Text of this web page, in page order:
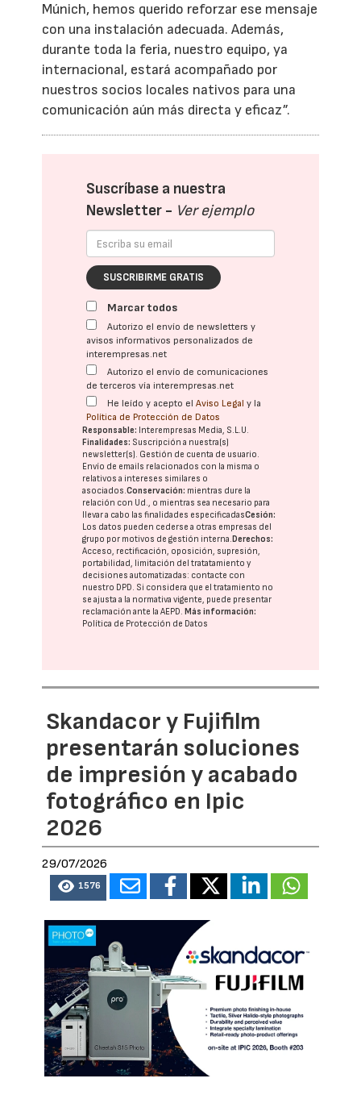
Múnich, hemos querido reforzar ese mensaje
con una instalación adecuada. Además,
durante toda la feria, nuestro equipo, ya
internacional, estará acompañado por
nuestros socios locales nativos para una
comunicación aún más directa y eficaz”.
Suscríbase a nuestra
Newsletter - Ver ejemplo
SUSCRIBIRME GRATIS
Marcar todos
Autorizo el envío de newsletters y
avisos informativos personalizados de
interempresas.net
Autorizo el envío de comunicaciones
de terceros vía interempresas.net
He leído y acepto elAviso Legal y la
Política de Protección de Datos
Responsable: Interempresas Media, S.L.U.
Finalidades: Suscripción a nuestra(s)
newsletter(s). Gestión de cuenta de usuario.
Envío de emails relacionados con la misma o
relativos a intereses similares o
asociados.Conservación: mientras dure la
relación con Ud., o mientras sea necesario para
llevar a cabo las finalidades especificadasCesión:
Los datos pueden cederse a otras empresas del
grupo por motivos de gestión interna. Derechos:
Acceso, rectificación, oposición, supresión,
portabilidad, limitación del tratatamiento y
decisiones automatizadas: contacte con
nuestro DPD. Si considera que el tratamiento no
se ajusta a la normativa vigente, puede presentar
reclamación ante laAEPD. Más información:
Política de Protección de Datos
Skandacor y Fujifilm
presentarán soluciones
de impresión y acabado
fotográfico en Ipic
2026
29/07/2026
1576